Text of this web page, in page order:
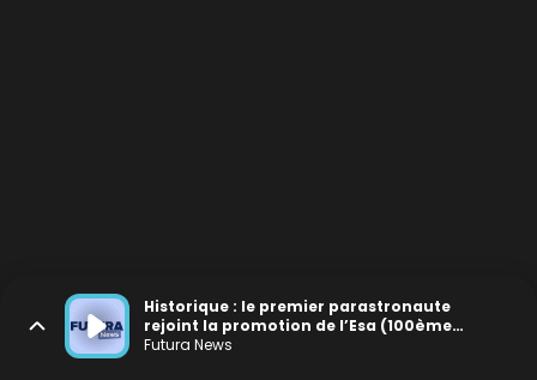
Historique : le premier parastronaute
rejoint la promotion de l’Esa (100ème
épisode !)
Futura News